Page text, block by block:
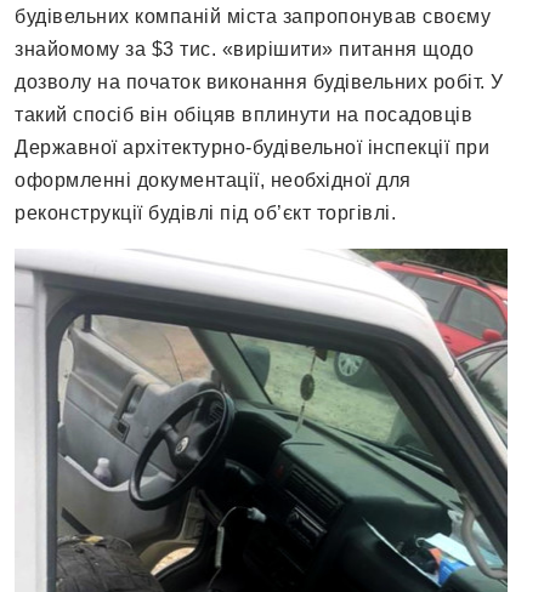
будівельних компаній міста запропонував своєму
знайомому за $3 тис. «вирішити» питання щодо
дозволу на початок виконання будівельних робіт. У
такий спосіб він обіцяв вплинути на посадовців
Державної архітектурно-будівельної інспекції при
оформленні документації, необхідної для
реконструкції будівлі під об’єкт торгівлі.